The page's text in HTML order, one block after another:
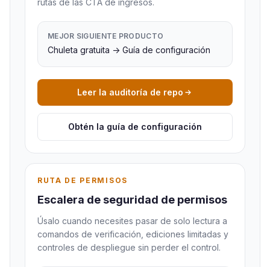
rutas de las CTA de ingresos.
MEJOR SIGUIENTE PRODUCTO
Chuleta gratuita -> Guía de configuración
Leer la auditoría de repo
Obtén la guía de configuración
RUTA DE PERMISOS
Escalera de seguridad de permisos
Úsalo cuando necesites pasar de solo lectura a
comandos de verificación, ediciones limitadas y
controles de despliegue sin perder el control.